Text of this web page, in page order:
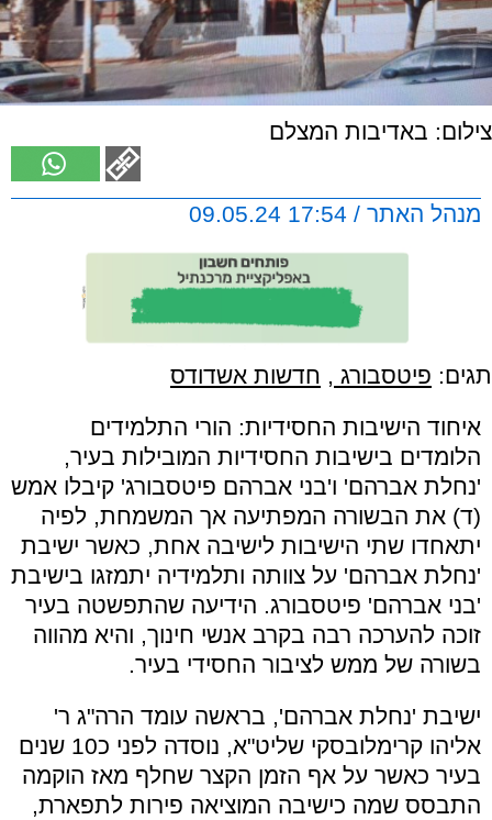
צילום: באדיבות המצלם
מנהל האתר / 17:54 09.05.24
תגים: פיטסבורג , חדשות אשדודס
איחוד הישיבות החסידיות: הורי התלמידים
הלומדים בישיבות החסידיות המובילות בעיר,
'נחלת אברהם' ו'בני אברהם פיטסבורג' קיבלו אמש
(ד) את הבשורה המפתיעה אך המשמחת, לפיה
יתאחדו שתי הישיבות לישיבה אחת, כאשר ישיבת
'נחלת אברהם' על צוותה ותלמידיה יתמזגו בישיבת
'בני אברהם' פיטסבורג. הידיעה שהתפשטה בעיר
זוכה להערכה רבה בקרב אנשי חינוך, והיא מהווה
בשורה של ממש לציבור החסידי בעיר.
ישיבת 'נחלת אברהם', בראשה עומד הרה"ג ר'
אליהו קרימלובסקי שליט"א, נוסדה לפני כ10 שנים
בעיר כאשר על אף הזמן הקצר שחלף מאז הוקמה
התבסס שמה כישיבה המוציאה פירות לתפארת,